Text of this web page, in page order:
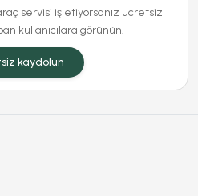
servisi işletiyorsanız ücretsiz
kullanıcılara görünün.
kaydolun